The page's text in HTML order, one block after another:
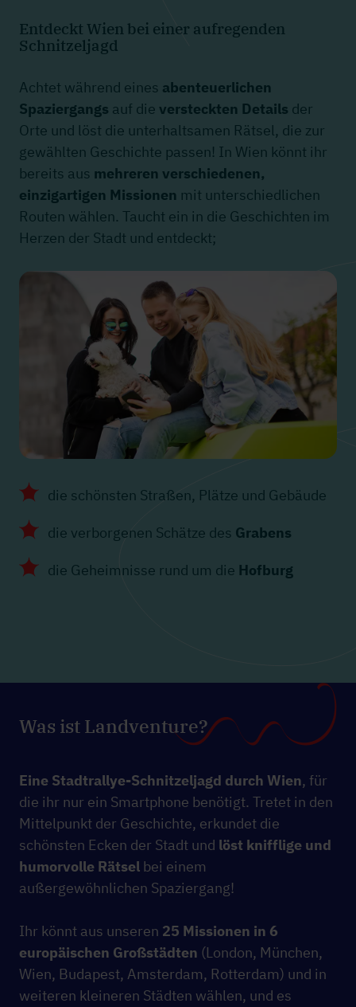
Entdeckt Wien bei einer aufregenden
Schnitzeljagd
Achtet während eines abenteuerlichen
Spaziergangs auf die versteckten Details der
Orte und löst die unterhaltsamen Rätsel, die zur
gewählten Geschichte passen! In Wien könnt ihr
bereits aus mehreren verschiedenen,
einzigartigen Missionen mit unterschiedlichen
Routen wählen. Taucht ein in die Geschichten im
Herzen der Stadt und entdeckt;
die schönsten Straßen, Plätze und Gebäude
die verborgenen Schätze des Grabens
die Geheimnisse rund um die Hofburg
Was ist Landventure?
Eine Stadtrallye-Schnitzeljagd durch Wien, für
die ihr nur ein Smartphone benötigt. Tretet in den
Mittelpunkt der Geschichte, erkundet die
schönsten Ecken der Stadt und löst knifflige und
humorvolle Rätsel bei einem
außergewöhnlichen Spaziergang!
Ihr könnt aus unseren 25 Missionen in 6
europäischen Großstädten (London, München,
Wien, Budapest, Amsterdam, Rotterdam) und in
weiteren kleineren Städten wählen, und es